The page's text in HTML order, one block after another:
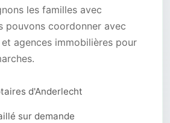
les familles avec
pouvons coordonner avec
agences immobilières pour
d'Anderlecht
sur demande